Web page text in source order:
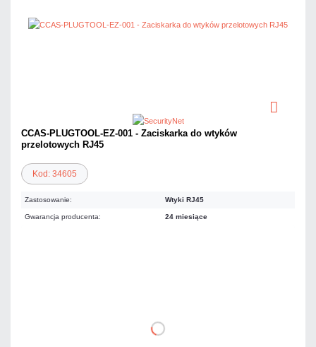
CCAS-PLUGTOOL-EZ-001 - Zaciskarka do wtyków
przelotowych RJ45
Kod: 34605
Zastosowanie: Wtyki RJ45
Gwarancja producenta: 24 miesiące
DO KOSZYKA